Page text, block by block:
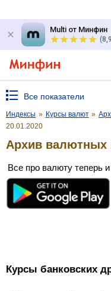
Multi от Минфин
Все показатели
Индексы » Курсы валют »
20.01.2020
Архив валютных
Все про валюту теперь
Курсы банковских